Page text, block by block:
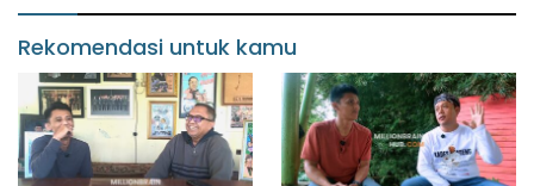
Rekomendasi untuk kamu